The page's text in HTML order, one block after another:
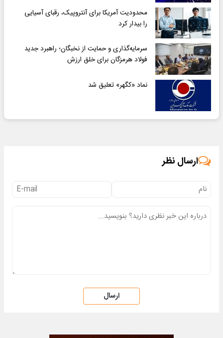
محدودیت آمریکا برای آنتروپیک، رقبای آسیایی
را بیدار کرد
سرمایه‌گذاری و حمایت از نخبگان؛ راهبرد جدید
فولاد هرمزگان برای خلق ارزش
نماد «کگهر» تعلیق شد
ارسال نظر
ارسال